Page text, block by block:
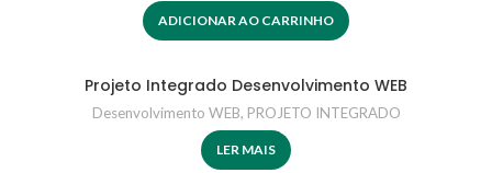
ADICIONAR AO CARRINHO
Projeto Integrado Desenvolvimento WEB
Desenvolvimento WEB, PROJETO INTEGRADO
LER MAIS